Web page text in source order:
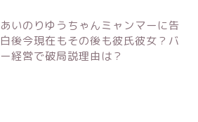
あいのりゆうちゃんミャンマーに告
白後今現在もその後も彼氏彼女？バ
ー経営で破局説理由は？